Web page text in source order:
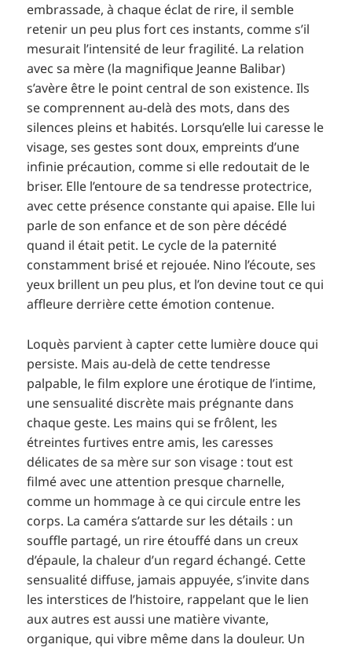
embrassade, à chaque éclat de rire, il semble
retenir un peu plus fort ces instants, comme s’il
mesurait l’intensité de leur fragilité. La relation
avec sa mère (la magnifique Jeanne Balibar)
s’avère être le point central de son existence. Ils
se comprennent au-delà des mots, dans des
silences pleins et habités. Lorsqu’elle lui caresse le
visage, ses gestes sont doux, empreints d’une
infinie précaution, comme si elle redoutait de le
briser. Elle l’entoure de sa tendresse protectrice,
avec cette présence constante qui apaise. Elle lui
parle de son enfance et de son père décédé
quand il était petit. Le cycle de la paternité
constamment brisé et rejouée. Nino l’écoute, ses
yeux brillent un peu plus, et l’on devine tout ce qui
affleure derrière cette émotion contenue.
Loquès parvient à capter cette lumière douce qui
persiste. Mais au-delà de cette tendresse
palpable, le film explore une érotique de l’intime,
une sensualité discrète mais prégnante dans
chaque geste. Les mains qui se frôlent, les
étreintes furtives entre amis, les caresses
délicates de sa mère sur son visage : tout est
filmé avec une attention presque charnelle,
comme un hommage à ce qui circule entre les
corps. La caméra s’attarde sur les détails : un
souffle partagé, un rire étouffé dans un creux
d’épaule, la chaleur d’un regard échangé. Cette
sensualité diffuse, jamais appuyée, s’invite dans
les interstices de l’histoire, rappelant que le lien
aux autres est aussi une matière vivante,
organique, qui vibre même dans la douleur. Un